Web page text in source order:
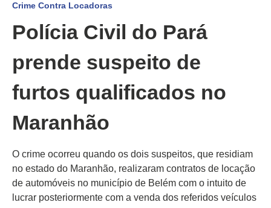
Crime Contra Locadoras
Polícia Civil do Pará
prende suspeito de
furtos qualificados no
Maranhão
O crime ocorreu quando os dois suspeitos, que residiam
no estado do Maranhão, realizaram contratos de locação
de automóveis no município de Belém com o intuito de
lucrar posteriormente com a venda dos referidos veículos